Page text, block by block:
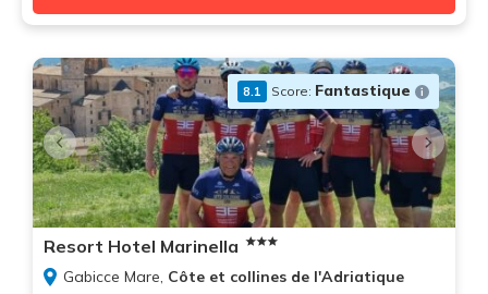
8.1 Score: Fantastique
Resort Hotel Marinella
Gabicce Mare, Côte et collines de l'Adriatique